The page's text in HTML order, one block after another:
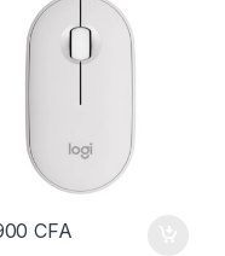
CFA